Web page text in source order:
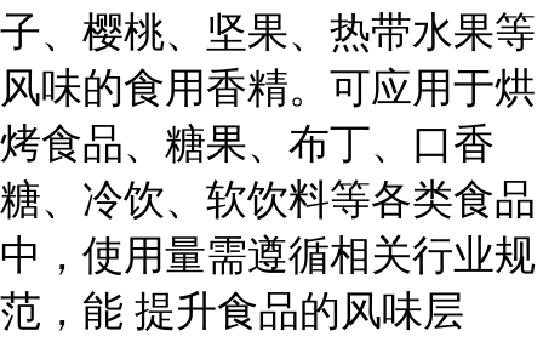
子、樱桃、坚果、热带水果等
风味的食用香精。可应用于烘
烤食品、糖果、布丁、口香
糖、冷饮、软饮料等各类食品
中，使用量需遵循相关行业规
范，能 提升食品的风味层